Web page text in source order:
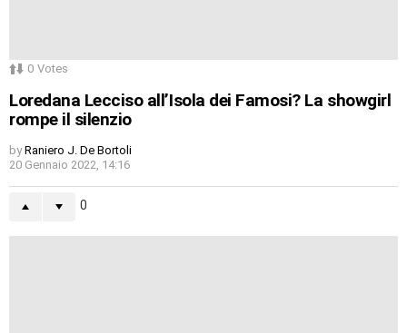
0 Votes
Loredana Lecciso all’Isola dei Famosi? La showgirl
rompe il silenzio
by Raniero J. De Bortoli
20 Gennaio 2022, 14:16
0